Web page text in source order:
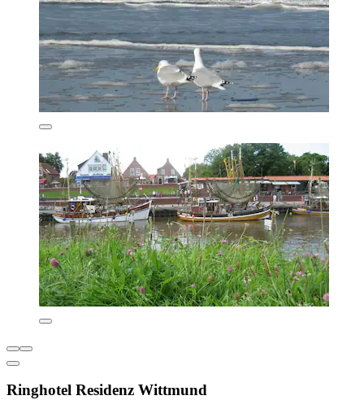
Ringhotel Residenz Wittmund